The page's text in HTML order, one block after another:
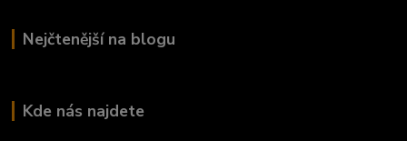
Nejčtenější na blogu
Kde nás najdete